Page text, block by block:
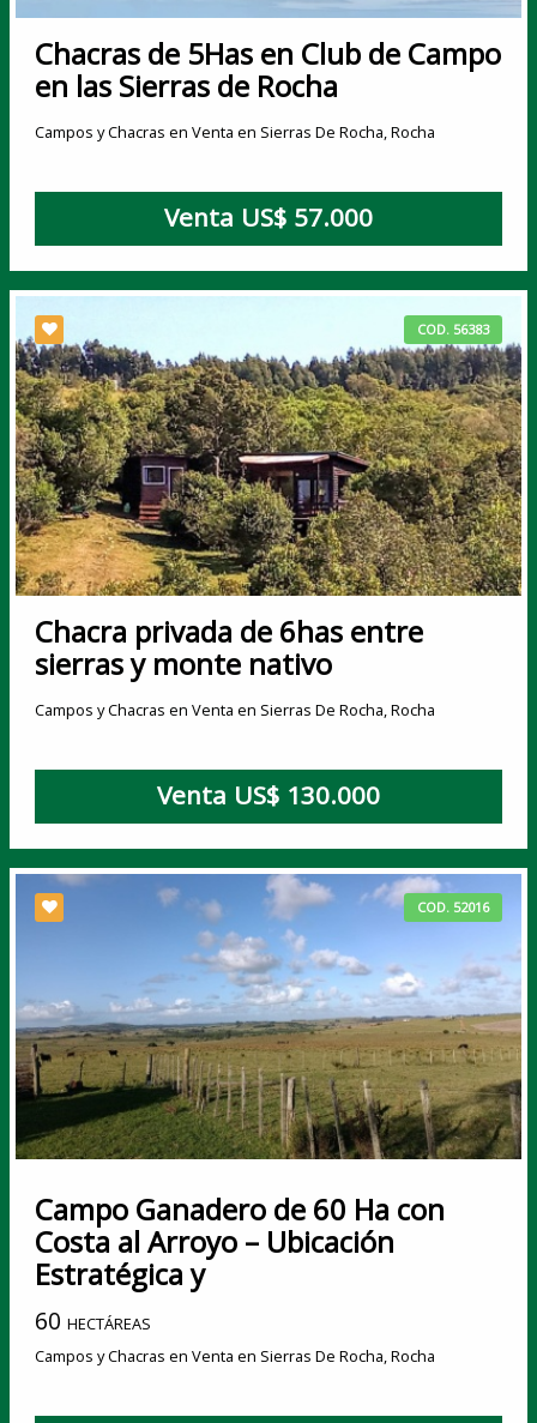
Chacras de 5Has en Club de Campo
en las Sierras de Rocha
Campos y Chacras en Venta en Sierras De Rocha, Rocha
Venta US$ 57.000
COD. 56383
Chacra privada de 6has entre
sierras y monte nativo
Campos y Chacras en Venta en Sierras De Rocha, Rocha
Venta US$ 130.000
COD. 52016
Campo Ganadero de 60 Ha con
Costa al Arroyo – Ubicación
Estratégica y
60 HECTÁREAS
Campos y Chacras en Venta en Sierras De Rocha, Rocha